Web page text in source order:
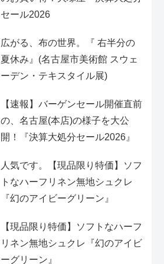
セール2026
広がる、布の世界。『 右半分の
夏休み』(名古屋市美術館 スウェ
ーデン・テキスタイル展)
【速報】バーゲンセール開催直前
の、名古屋(本店)の様子を大公
開！『決算大処分セール2026』
人気です。【現品限り特価】ソフ
トなハーフリネン無地シュクレ
『幻のアイビーグリーン』
【現品限り特価】ソフトなハーフ
リネン無地シュクレ『幻のアイビ
ーグリーン』